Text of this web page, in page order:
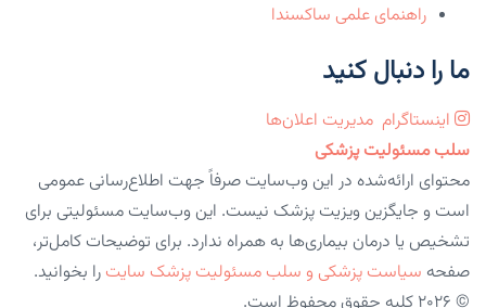
راهنمای علمی ساکسندا
ما را دنبال کنید
اینستاگرام مدیریت اعلان‌ها
سلب مسئولیت پزشکی
محتوای ارائه‌شده در این وب‌سایت صرفاً جهت اطلاع‌رسانی عمومی
است و جایگزین ویزیت پزشک نیست. این وب‌سایت مسئولیتی برای
تشخیص یا درمان بیماری‌ها به همراه ندارد. برای توضیحات کامل‌تر،
صفحه سیاست پزشکی و سلب مسئولیت پزشک سایت را بخوانید.